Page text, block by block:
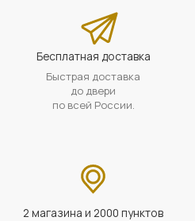
Бесплатная доставка
Быстрая доставка
до двери
по всей России.
2 магазина и 2000 пунктов